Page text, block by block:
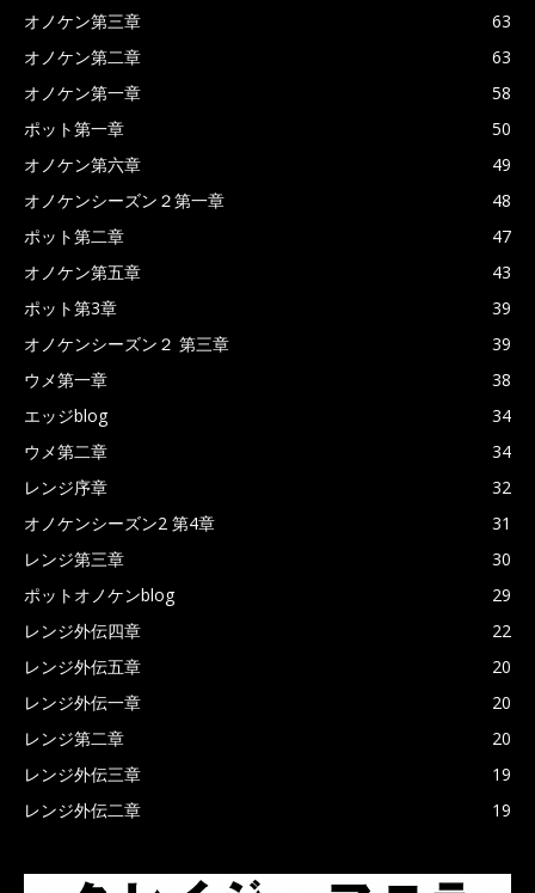
オノケン第三章
63
オノケン第二章
63
オノケン第一章
58
ポット第一章
50
オノケン第六章
49
オノケンシーズン２第一章
48
ポット第二章
47
オノケン第五章
43
ポット第3章
39
オノケンシーズン２ 第三章
39
ウメ第一章
38
エッジblog
34
ウメ第二章
34
レンジ序章
32
オノケンシーズン2 第4章
31
レンジ第三章
30
ポットオノケンblog
29
レンジ外伝四章
22
レンジ外伝五章
20
レンジ外伝一章
20
レンジ第二章
20
レンジ外伝三章
19
レンジ外伝二章
19